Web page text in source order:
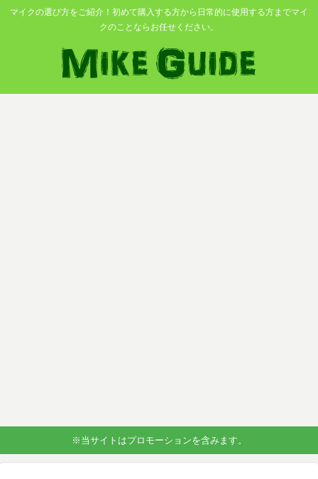
マイクの選び方をご紹介！初めて購入する方から日常的に使用する方までマイ
クのことならお任せください。
※当サイトはプロモーションを含みます。